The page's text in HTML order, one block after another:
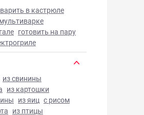
варить в кастрюле
готовить на пару
из свинины
из картошки
из яиц с рисом
из птицы